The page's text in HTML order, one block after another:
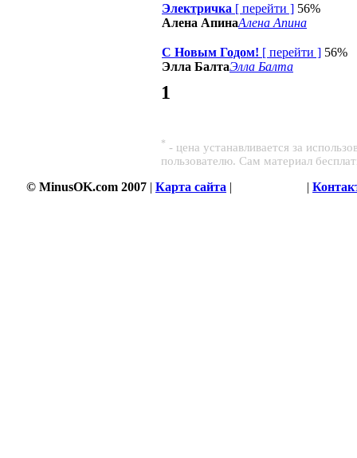
Электричка [ перейти ] 56%
Алена АпинаАлена Апина
С Новым Годом! [ перейти ] 56%
Элла БалтаЭлла Балта
1
* - цена устанавливается за
пользователю. Сам материал
© MinusOK.com 2007 | Карта сайта | |